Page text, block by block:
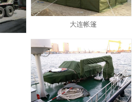
大连帐篷